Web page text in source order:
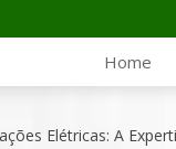
Home
Elétricas: A